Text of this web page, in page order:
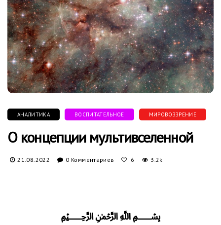
АНАЛИТИКА ВОСПИТАТЕЛЬНОЕ МИРОВОЗЗРЕНИЕ
О концепции мультивселенной
21.08.2022 0 Комментариев 6 3.2k
﷽